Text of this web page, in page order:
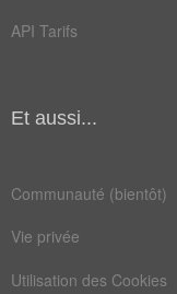
API Tarifs
Et aussi...
Communauté (bientôt)
Vie privée
Utilisation des Cookies